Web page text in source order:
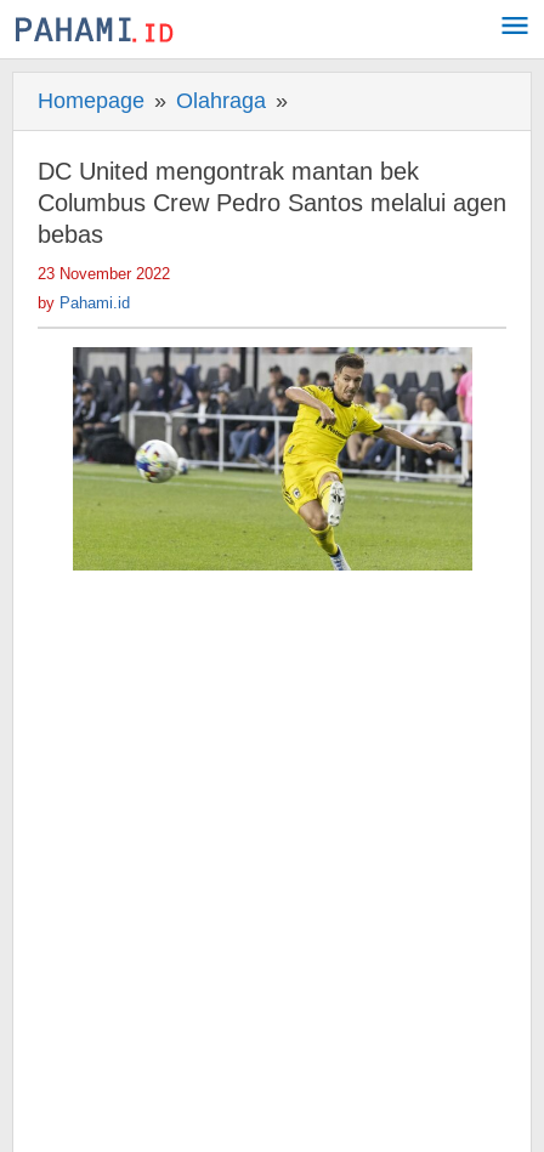
Skip
to
Homepage » Olahraga »
United
mengontrak
mantan
Pedro
Santos
melalui
agen
bebas
DC United mengontrak mantan bek
Columbus Crew Pedro Santos melalui agen
bebas
23 November 2022
by Pahami.id